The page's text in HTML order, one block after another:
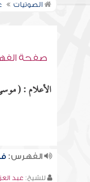
الصوتيات
صفحة
الأعلام : (
الفهرس:
للشيخ: عبد